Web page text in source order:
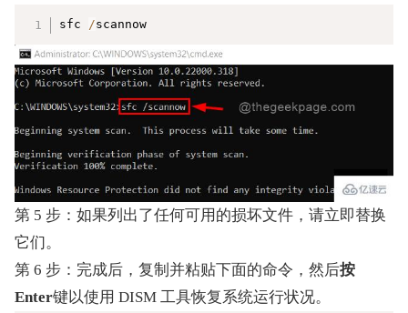
sfc /scannow
第 5 步：如果列出了任何可用的损坏文件，请立即替换
它们。
第 6 步：完成后，复制并粘贴下面的命令，然后按
Enter键以使用 DISM 工具恢复系统运行状况。